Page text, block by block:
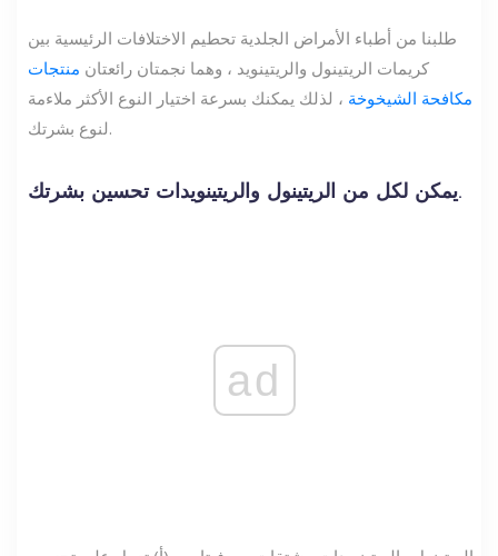
طلبنا من أطباء الأمراض الجلدية تحطيم الاختلافات الرئيسية بين
كريمات الريتينول والريتينويد ، وهما نجمتان رائعتان منتجات
مكافحة الشيخوخة ، لذلك يمكنك بسرعة اختيار النوع الأكثر ملاءمة
لنوع بشرتك.
يمكن لكل من الريتينول والريتينويدات تحسين بشرتك.
ad